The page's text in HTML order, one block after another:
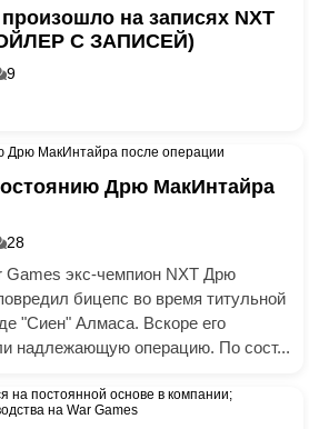
на записях NXT
С ЗАПИСЕЙ)
9
Дрю МакИнтайра
28
Games экс-чемпион NXT Дрю
бицепс во время титульной
"Сиен" Алмаса. Вскоре его
надлежающую операцию. По сост...